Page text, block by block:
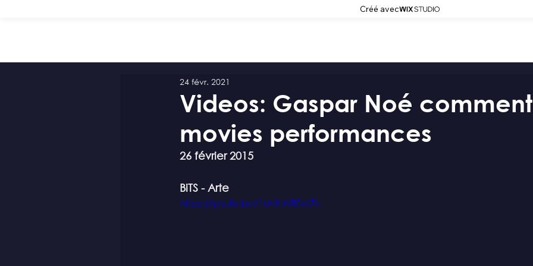
Créé avec
Videos: Gaspar Noé
movies performances
24 févr. 2021
26 février 2015
BiTS - Arte
https://youtu.be/1kN1tNBFM7U